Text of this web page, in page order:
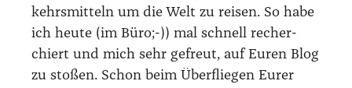
kehrs­mit­teln um die Welt zu rei­sen. So habe
ich heu­te (im Büro;-)) mal schnell recher­
chiert und mich sehr gefreut, auf Euren Blog
zu sto­ßen. Schon beim Über­flie­gen Eurer